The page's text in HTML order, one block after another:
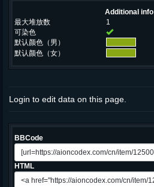
Additional info
最大堆放数
1
可染色
默认颜色（男）
默认颜色（女）
Login to edit data on this page.
BBCode
HTML